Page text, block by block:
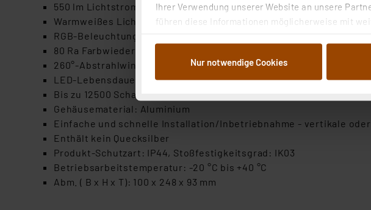
Ihrer Verwendung unserer Website an unsere
führen diese Informationen möglicherweise mit
Weiterverarbeitung für die nachfolgend
Abs.1a DSG-VO) zu. Eine detaillierte Auflistung
ganz oder teilweise zustimmen. Ihre erteilte
anpassen oder widerrufen. Die Rechtmäßigkeit
Auswertung und Analyse bis zum Zeitpunkt des
dazu führen, dass die Einstellungen nicht
„Einige Drittanbieter verarbeiten
Nur notwendige Cookies
550 lm Lichtstrom
Warmweißes Licht mit 3000 K
RGB-Beleuchtung (ca. 16 Mio. Farben) ebenfalls möglich
80 Ra Farbwiedergabeindex
260°-Abstrahlwinkel
LED-Lebensdauer bis zu 25000 h
Bis zu 12500 Schaltzyklen
Gehäusematerial: Aluminium
Einfache und schnelle Installation/Inbetriebnahme - vertikale
Enthält kein Quecksilber
Produkt-Schutzart: IP44, Stoßfestigkeitsgrad: IK03
Betriebsarbeitstemperatur: -20 °C bis +40 °C
Abm. ( B x H x T): 100 x 248 x 93 mm